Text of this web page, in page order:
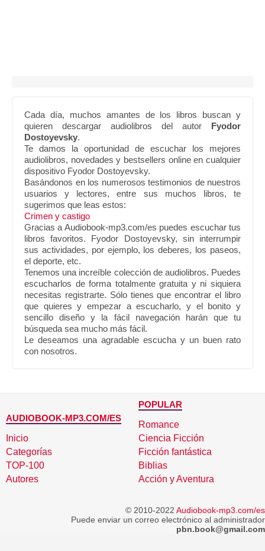
Cada día, muchos amantes de los libros buscan y
quieren descargar audiolibros del autor Fyodor
Dostoyevsky.
Te damos la oportunidad de escuchar los mejores
audiolibros, novedades y bestsellers online en cualquier
dispositivo Fyodor Dostoyevsky.
Basándonos en los numerosos testimonios de nuestros
usuarios y lectores, entre sus muchos libros, te
sugerimos que leas estos:
Crimen y castigo
Gracias a Audiobook-mp3.com/es puedes escuchar tus
libros favoritos. Fyodor Dostoyevsky, sin interrumpir
sus actividades, por ejemplo, los deberes, los paseos,
el deporte, etc.
Tenemos una increíble colección de audiolibros. Puedes
escucharlos de forma totalmente gratuita y ni siquiera
necesitas registrarte. Sólo tienes que encontrar el libro
que quieres y empezar a escucharlo, y el bonito y
sencillo diseño y la fácil navegación harán que tu
búsqueda sea mucho más fácil.
Le deseamos una agradable escucha y un buen rato
con nosotros.
AUDIOBOOK-MP3.COM/ES
Inicio
Categorías
TOP-100
Autores
POPULAR
Romance
Ciencia Ficción
Ficción fantástica
Biblias
Acción y Aventura
© 2010-2022 Audiobook-mp3.com/es
Puede enviar un correo electrónico al administrador
pbn.book@gmail.com